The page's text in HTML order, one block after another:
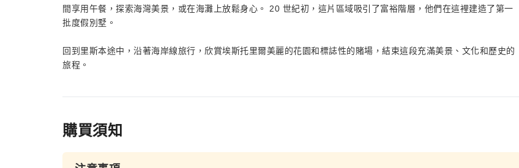
間享用午餐，探索海灣美景，或在海灘上放鬆身心。 20 世紀初，這片區域吸引了富裕階層，他們在這裡建造了第一
批度假別墅。
回到里斯本途中，沿著海岸線旅行，欣賞埃斯托里爾美麗的花園和標誌性的賭場，結束這段充滿美景、文化和歷史的
旅程。
購買須知